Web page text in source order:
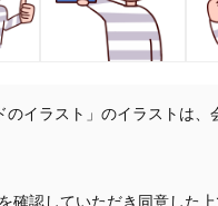
のイラスト」のイラストは
を確認していただき同意した上